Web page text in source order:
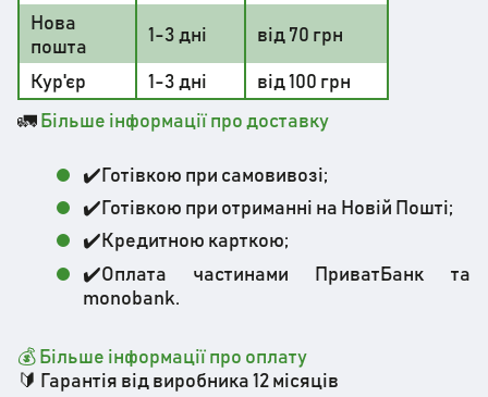
Нова
пошта
1-3 дні
від 70 грн
Кур'єр
1-3 дні
від 100 грн
🚛Більше інформації про доставку
✔️Готівкою при самовивозі;
✔️Готівкою при отриманні на Новій Пошті;
✔️Кредитною карткою;
✔️Оплата частинами ПриватБанк та
monobank.
💰 Більше інформації про оплату
🔰 Гарантія від виробника 12 місяців